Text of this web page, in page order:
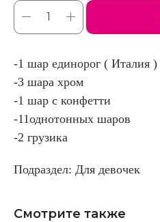
-1 шар единорог ( Италия )
-3 шара хром
-1 шар с конфетти
-11однотонных шаров
-2 грузика
Подраздел: Для девочек
Смотрите также